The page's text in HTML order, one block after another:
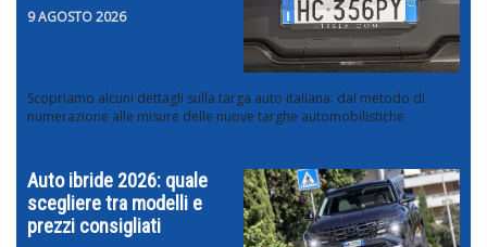
9 AGOSTO 2026
Scopriamo alcuni dettagli sulla targa auto italiana: dal metodo di
numerazione alle misure delle nuove targhe automobilistiche
Auto ibride 2026: quale
scegliere tra modelli e
prezzi consigliati